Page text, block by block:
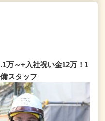
万～+入社祝い金12万！1
スタッフ